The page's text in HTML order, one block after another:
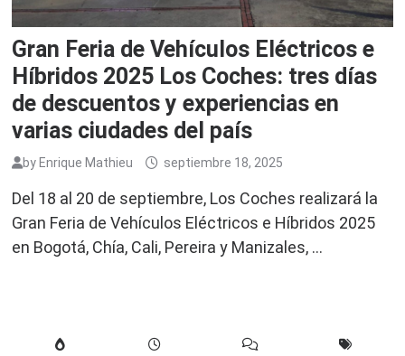
Gran Feria de Vehículos Eléctricos e
Híbridos 2025 Los Coches: tres días
de descuentos y experiencias en
varias ciudades del país
by Enrique Mathieu septiembre 18, 2025
Del 18 al 20 de septiembre, Los Coches realizará la
Gran Feria de Vehículos Eléctricos e Híbridos 2025
en Bogotá, Chía, Cali, Pereira y Manizales, …